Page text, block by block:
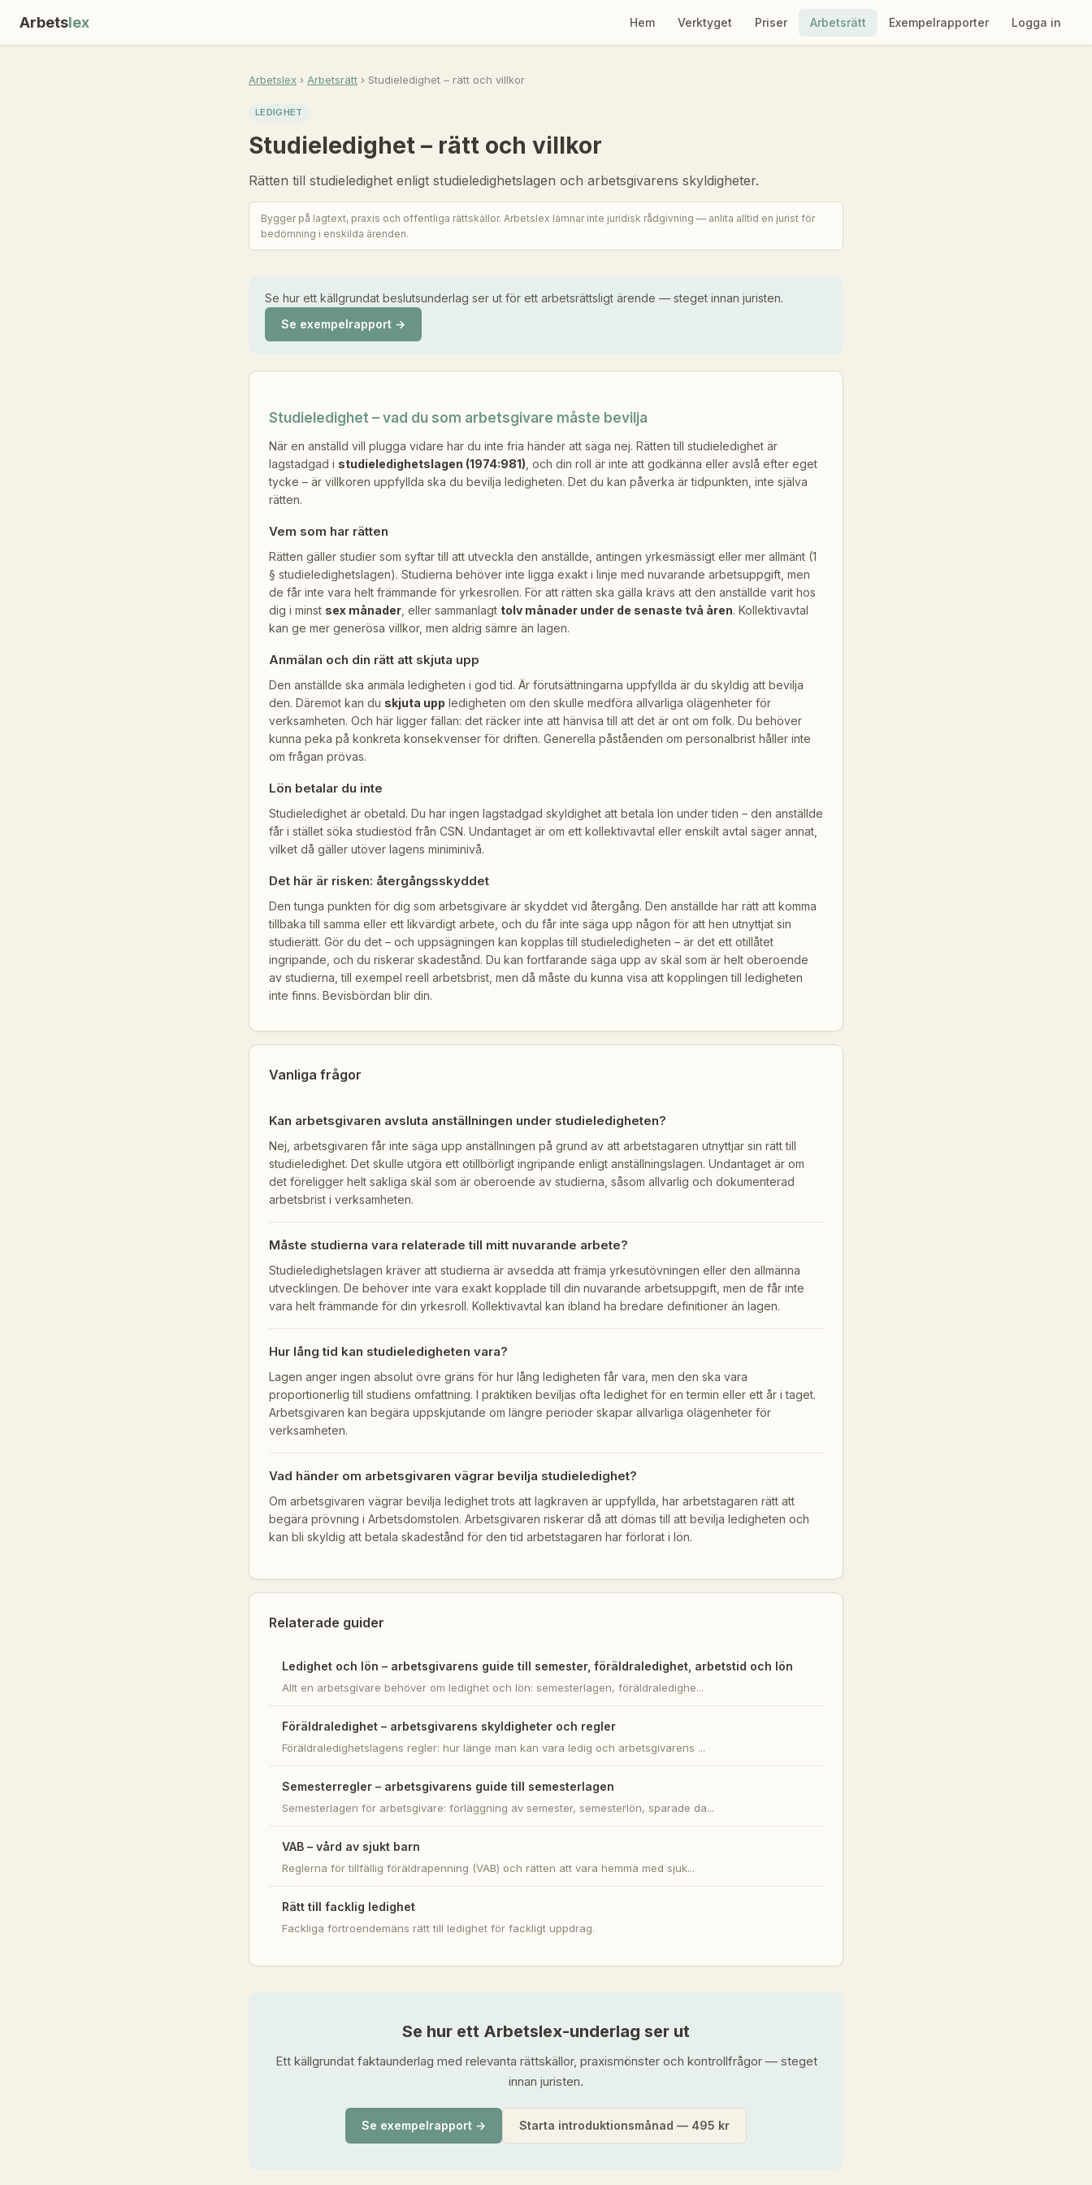
Arbetslex Hem Verktyget Priser Arbetsrätt Exempelrapporter Logga in
Arbetslex › Arbetsrätt › Studieledighet – rätt och villkor
LEDIGHET
Studieledighet – rätt och villkor
Rätten till studieledighet enligt studieledighetslagen och arbetsgivarens skyldigheter.
Bygger på lagtext, praxis och offentliga rättskällor. Arbetslex lämnar inte juridisk rådgivning — anlita alltid en jurist för
bedömning i enskilda ärenden.
Se hur ett källgrundat beslutsunderlag ser ut för ett arbetsrättsligt ärende — steget innan juristen.
Se exempelrapport →
Studieledighet – vad du som arbetsgivare måste bevilja
När en anställd vill plugga vidare har du inte fria händer att säga nej. Rätten till studieledighet är
lagstadgad i studieledighetslagen (1974:981) , och din roll är inte att godkänna eller avslå efter eget
tycke – är villkoren uppfyllda ska du bevilja ledigheten. Det du kan påverka är tidpunkten, inte själva
rätten.
Vem som har rätten
Rätten gäller studier som syftar till att utveckla den anställde, antingen yrkesmässigt eller mer allmänt (1
§ studieledighetslagen). Studierna behöver inte ligga exakt i linje med nuvarande arbetsuppgift, men
de får inte vara helt främmande för yrkesrollen. För att rätten ska gälla krävs att den anställde varit hos
dig i minst sex månader , eller sammanlagt tolv månader under de senaste två åren. Kollektivavtal
kan ge mer generösa villkor, men aldrig sämre än lagen.
Anmälan och din rätt att skjuta upp
Den anställde ska anmäla ledigheten i god tid. Är förutsättningarna uppfyllda är du skyldig att bevilja
den. Däremot kan du skjuta upp ledigheten om den skulle medföra allvarliga olägenheter för
verksamheten. Och här ligger fällan: det räcker inte att hänvisa till att det är ont om folk. Du behöver
kunna peka på konkreta konsekvenser för driften. Generella påståenden om personalbrist håller inte
om frågan prövas.
Lön betalar du inte
Studieledighet är obetald. Du har ingen lagstadgad skyldighet att betala lön under tiden – den anställde
får i stället söka studiestöd från CSN. Undantaget är om ett kollektivavtal eller enskilt avtal säger annat,
vilket då gäller utöver lagens miniminivå.
Det här är risken: återgångsskyddet
Den tunga punkten för dig som arbetsgivare är skyddet vid återgång. Den anställde har rätt att komma
tillbaka till samma eller ett likvärdigt arbete, och du får inte säga upp någon för att hen utnyttjat sin
studierätt. Gör du det – och uppsägningen kan kopplas till studieledigheten – är det ett otillåtet
ingripande, och du riskerar skadestånd. Du kan fortfarande säga upp av skäl som är helt oberoende
av studierna, till exempel reell arbetsbrist, men då måste du kunna visa att kopplingen till ledigheten
inte finns. Bevisbördan blir din.
Vanliga frågor
Kan arbetsgivaren avsluta anställningen under studieledigheten?
Nej, arbetsgivaren får inte säga upp anställningen på grund av att arbetstagaren utnyttjar sin rätt till
studieledighet. Det skulle utgöra ett otillbörligt ingripande enligt anställningslagen. Undantaget är om
det föreligger helt sakliga skäl som är oberoende av studierna, såsom allvarlig och dokumenterad
arbetsbrist i verksamheten.
Måste studierna vara relaterade till mitt nuvarande arbete?
Studieledighetslagen kräver att studierna är avsedda att främja yrkesutövningen eller den allmänna
utvecklingen. De behöver inte vara exakt kopplade till din nuvarande arbetsuppgift, men de får inte
vara helt främmande för din yrkesroll. Kollektivavtal kan ibland ha bredare definitioner än lagen.
Hur lång tid kan studieledigheten vara?
Lagen anger ingen absolut övre gräns för hur lång ledigheten får vara, men den ska vara
proportionerlig till studiens omfattning. I praktiken beviljas ofta ledighet för en termin eller ett år i taget.
Arbetsgivaren kan begära uppskjutande om längre perioder skapar allvarliga olägenheter för
verksamheten.
Vad händer om arbetsgivaren vägrar bevilja studieledighet?
Om arbetsgivaren vägrar bevilja ledighet trots att lagkraven är uppfyllda, har arbetstagaren rätt att
begära prövning i Arbetsdomstolen. Arbetsgivaren riskerar då att dömas till att bevilja ledigheten och
kan bli skyldig att betala skadestånd för den tid arbetstagaren har förlorat i lön.
Relaterade guider
Ledighet och lön – arbetsgivarens guide till semester, föräldraledighet, arbetstid och lön
Allt en arbetsgivare behöver om ledighet och lön: semesterlagen, föräldraledighe...
Föräldraledighet – arbetsgivarens skyldigheter och regler
Föräldraledighetslagens regler: hur länge man kan vara ledig och arbetsgivarens ...
Semesterregler – arbetsgivarens guide till semesterlagen
Semesterlagen för arbetsgivare: förläggning av semester, semesterlön, sparade da...
VAB – vård av sjukt barn
Reglerna för tillfällig föräldrapenning (VAB) och rätten att vara hemma med sjuk...
Rätt till facklig ledighet
Fackliga förtroendemäns rätt till ledighet för fackligt uppdrag.
Se hur ett Arbetslex-underlag ser ut
Ett källgrundat faktaunderlag med relevanta rättskällor, praxismönster och kontrollfrågor — steget
innan juristen.
Se exempelrapport → Starta introduktionsmånad — 495 kr